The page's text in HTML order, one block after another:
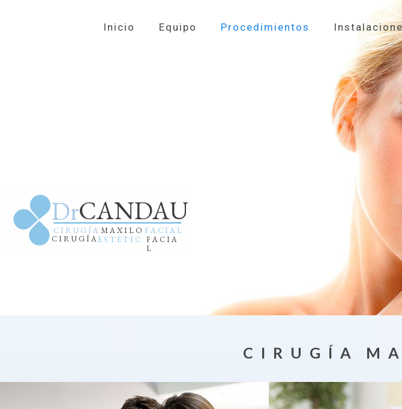
Inicio Equipo Procedimientos
DrCANDAU
C I R U G Í A M A X I L O F A C I A L
C I R U G Í AE S T É T I C
F A C I A
L
C I R U G Í A M